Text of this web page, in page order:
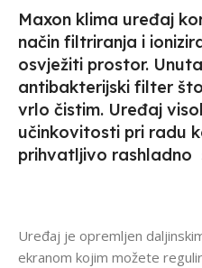
Maxon klima uređaj
način filtriranja i
osvježiti prostor.
antibakterijski filter
vrlo čistim. Uređaj
učinkovitosti pri radu
prihvatljivo rashladno
Uređaj je opremljen
ekranom kojim možete